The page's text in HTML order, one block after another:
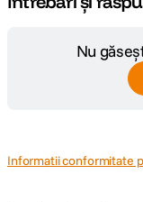
Nu
Informatii conformitate